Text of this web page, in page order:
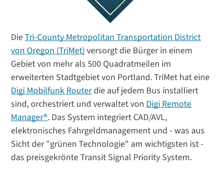
DieTri-County Metropolitan Transportation District
von Oregon (TriMet)versorgt die Bürger in einem
Gebiet von mehr als 500 Quadratmeilen im
erweiterten Stadtgebiet von Portland. TriMet hat eine
Digi Mobilfunk Routerdie auf jedem Bus installiert
sind, orchestriert und verwaltet vonDigi Remote
Manager®. Das System integriert CAD/AVL,
elektronisches Fahrgeldmanagement und - was aus
Sicht der "grünen Technologie" am wichtigsten ist -
das preisgekrönte Transit Signal Priority System.